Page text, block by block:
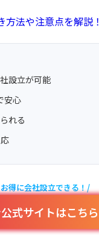
法や注意点を解説！
設立が可能
安心
れる
得に会社設立できる！/
式サイトはこちら